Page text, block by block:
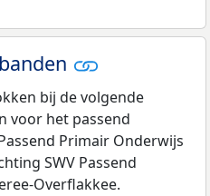
bij de volgende
voor het passend
Primair Onderwijs
SWV Passend
Overflakkee.